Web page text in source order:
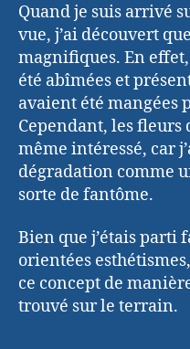
Quand je suis arrivé
vue, j’ai découvert
magnifiques. En
été abîmées et
avaient été mangées
Cependant, les fleurs
même intéressé, car
dégradation comme
sorte de fantôme.
Bien que j’étais parti
orientées
ce concept de
trouvé sur le terrain.